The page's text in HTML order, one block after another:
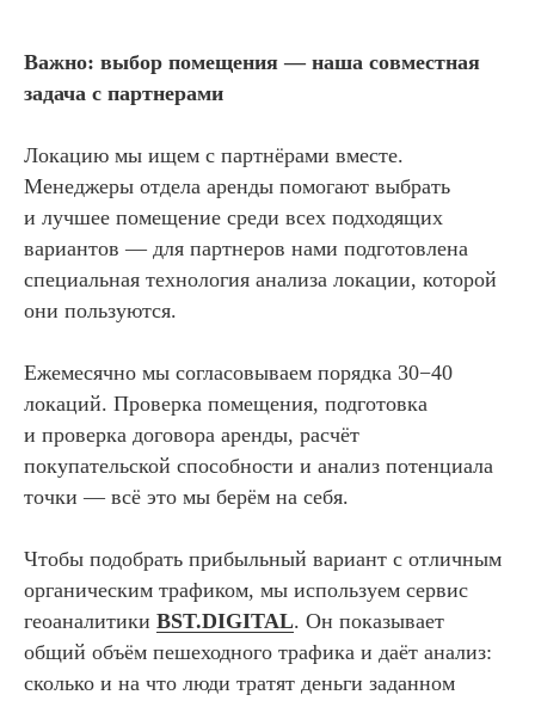
Важно: выбор помещения — наша совместная
задача с партнерами
Локацию мы ищем с партнёрами вместе.
Менеджеры отдела аренды помогают выбрать
и лучшее помещение среди всех подходящих
вариантов — для партнеров нами подготовлена
специальная технология анализа локации, которой
они пользуются.
Ежемесячно мы согласовываем порядка 30−40
локаций. Проверка помещения, подготовка
и проверка договора аренды, расчёт
покупательской способности и анализ потенциала
точки — всё это мы берём на себя.
Чтобы подобрать прибыльный вариант с отличным
органическим трафиком, мы используем сервис
геоаналитики BST.DIGITAL. Он показывает
общий объём пешеходного трафика и даёт анализ:
сколько и на что люди тратят деньги заданном